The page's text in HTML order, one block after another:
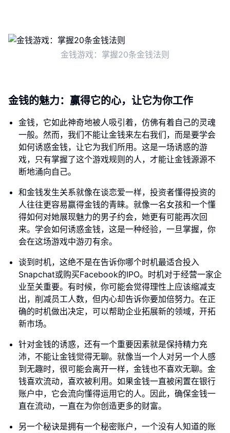
金钱游戏：掌握20条金钱法则
金钱的魅力：赢得它的心，让它为你工作
金钱，它如此神奇地被人吸引着，仿佛有着自己的灵魂
一般。然而，我们不能让金钱来左右我们，而是要学会
如何诱惑金钱，让它为我们所用。这是一场诱惑的游
戏，只有掌握了这个游戏规则的人，才能让金钱源源不
断地涌向自己。
和金钱发生关系就像在谈恋爱一样，投资者懂得投资的
人往往更容易赢得金钱的青睐。就像一名女孩和一个懂
得如何对她展现魅力的男子约会，她更有可能再次回
来。学会如何诱惑金钱，这是一种经验，一旦掌握，你
会在这场游戏中游刃有余。
谈到时机，这绝不是在告诉你哪个时机最适合投入
Snapchat或购买Facebook的IPO。时机对于经营一家企
业至关重要。有时候，你可能会觉得理性上应该缩减支
出，削减员工人数，但内心却告诉你要加倍努力。在正
确的时机做出决定，可以帮助企业拓展新的领域，开拓
新市场。
针对金钱的诱惑，还有一个重要因素就是保持精力充
沛，不能让金钱觉得无聊。就像当一个人对另一个人感
到无趣时，很可能会离开一样，金钱也不喜欢无聊。金
钱喜欢流动，喜欢被利用。如果金钱一直被闲置在银行
账户中，它会流向懂得运用它的人。因此，确保金钱一
直在流动，一直在为你创造更多的财富。
另一个秘诀是拥有一个秘密账户，一个没有人知道的账